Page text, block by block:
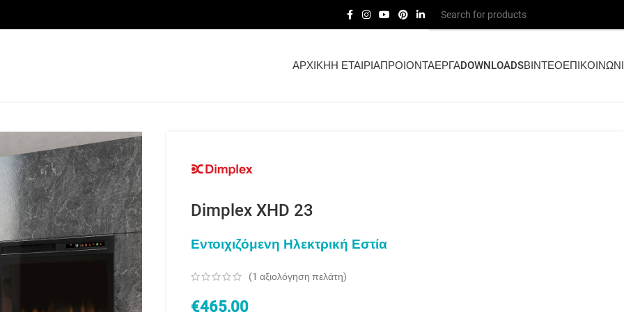
ΑΡΧΙΚΗΗ ΕΤΑΙΡΙΑΠΡΟΙΟΝΤΑΕΡΓΑDOWNLOADSΒΙΝΤΕΟ
Dimplex XHD 23
Εντοιχιζόμενη Ηλεκτρική Εστία
(1 αξιολόγηση πελάτη)
€465,00